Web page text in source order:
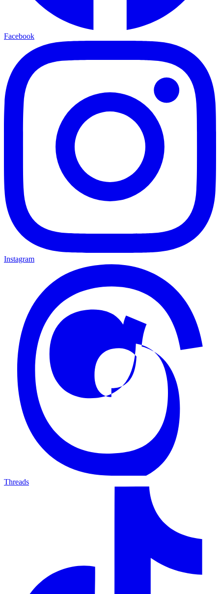
Facebook
Instagram
Threads